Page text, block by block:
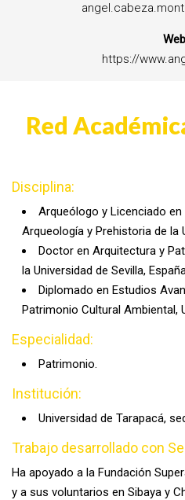
https://
Red
Disciplina:
Arqueólogo y Licenciado
Arqueología y Prehistoria de la
Doctor en Arquitectura y
la Universidad de Sevilla,
Diplomado en Estudios
Patrimonio Cultural Ambiental,
Especialidad:
Patrimonio.
Institución:
Universidad de Tarapacá,
Trabajo desarrollado con
Ha apoyado a la Fundación
y a sus voluntarios en Sibaya y